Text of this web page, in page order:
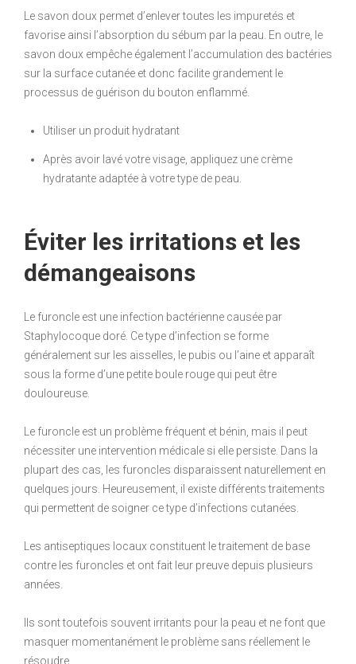
Le savon doux permet d’enlever toutes les impuretés et
favorise ainsi l’absorption du sébum par la peau. En outre, le
savon doux empêche également l’accumulation des bactéries
sur la surface cutanée et donc facilite grandement le
processus de guérison du bouton enflammé.
Utiliser un produit hydratant
Après avoir lavé votre visage, appliquez une crème
hydratante adaptée à votre type de peau.
Éviter les irritations et les
démangeaisons
Le furoncle est une infection bactérienne causée par
Staphylocoque doré. Ce type d’infection se forme
généralement sur les aisselles, le pubis ou l’aine et apparaît
sous la forme d’une petite boule rouge qui peut être
douloureuse.
Le furoncle est un problème fréquent et bénin, mais il peut
nécessiter une intervention médicale si elle persiste. Dans la
plupart des cas, les furoncles disparaissent naturellement en
quelques jours. Heureusement, il existe différents traitements
qui permettent de soigner ce type d’infections cutanées.
Les antiseptiques locaux constituent le traitement de base
contre les furoncles et ont fait leur preuve depuis plusieurs
années.
Ils sont toutefois souvent irritants pour la peau et ne font que
masquer momentanément le problème sans réellement le
résoudre.